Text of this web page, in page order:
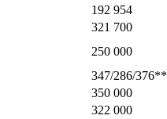
192 954
321 700
250 000
347/286/376**
350 000
322 000